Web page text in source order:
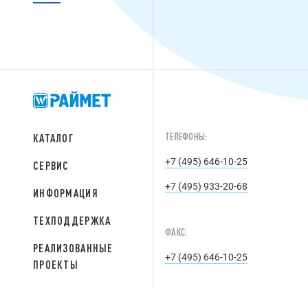
КАТАЛОГ
СЕРВИС
ИНФОРМАЦИЯ
ТЕХПОДДЕРЖКА
РЕАЛИЗОВАННЫЕ
ПРОЕКТЫ
ТЕЛЕФОНЫ:
+7 (495) 646-10-25
+7 (495) 933-20-68
ФАКС:
+7 (495) 646-10-25